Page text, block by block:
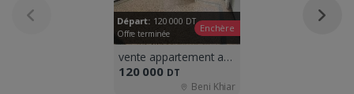
Départ: 120 000 DT
Offre terminée
Enchère
vente appartement a beni khiar
120 000 DT
Beni Khiar